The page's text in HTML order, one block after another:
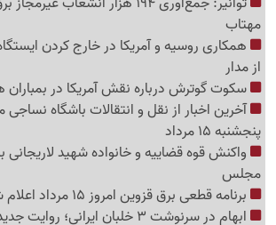
مهتاب
همکاری روسیه و آمریکا در خارج کردن
از مدار
سکوت گوترش درباره نقش آمریکا در بمباران
آخرین اخبار از نقل و انتقالات باشگاه نساجی
پنجشنبه 15 مرداد
واکنش قوه قضاییه و خانواده شهید لاریجانی
مجلس
برنامه قطعی برق قزوین امروز 15 مرداد اعلام شد+ لینک
ابهام در سرنوشت 3 خلبان ایرانی؛